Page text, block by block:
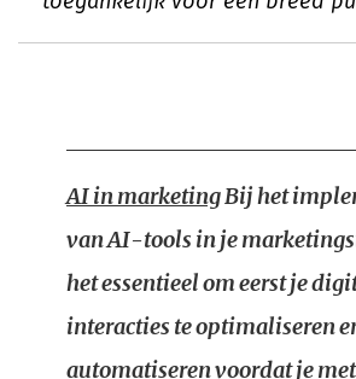
AI in marketingBij het
van AI-tools in je
het essentieel om eerst je
interacties te optimaliseren
automatiseren voordat je